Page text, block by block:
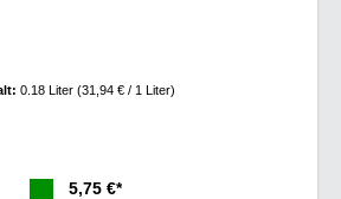
0.18 Liter (31,94 € / 1 Liter)
5,75 €*